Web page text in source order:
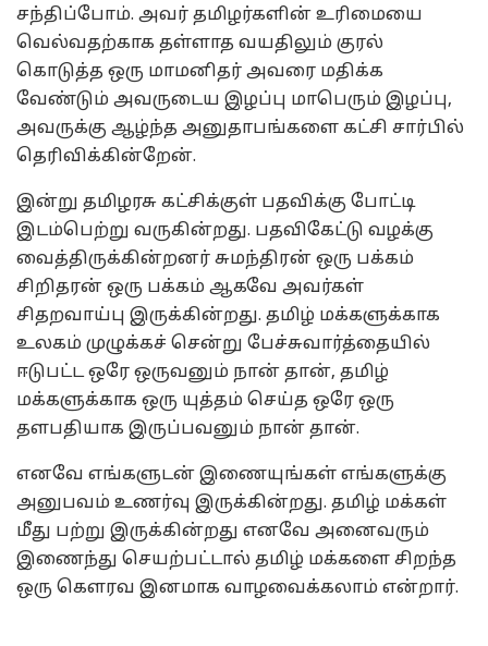
சந்திப்போம். அவர் தமிழர்களின் உரிமையை
வெல்வதற்காக தள்ளாத வயதிலும் குரல்
கொடுத்த ஒரு மாமனிதர் அவரை மதிக்க
வேண்டும் அவருடைய இழப்பு மாபெரும் இழப்பு,
அவருக்கு ஆழ்ந்த அனுதாபங்களை கட்சி சார்பில்
தெரிவிக்கின்றேன்.
இன்று தமிழரசு கட்சிக்குள் பதவிக்கு போட்டி
இடம்பெற்று வருகின்றது. பதவிகேட்டு வழக்கு
வைத்திருக்கின்றனர் சுமந்திரன் ஒரு பக்கம்
சிறிதரன் ஒரு பக்கம் ஆகவே அவர்கள்
சிதறவாய்பு இருக்கின்றது. தமிழ் மக்களுக்காக
உலகம் முழுக்கச் சென்று பேச்சுவார்த்தையில்
ஈடுபட்ட ஒரே ஒருவனும் நான் தான், தமிழ்
மக்களுக்காக ஒரு யுத்தம் செய்த ஒரே ஒரு
தளபதியாக இருப்பவனும் நான் தான்.
எனவே எங்களுடன் இணையுங்கள் எங்களுக்கு
அனுபவம் உணர்வு இருக்கின்றது. தமிழ் மக்கள்
மீது பற்று இருக்கின்றது எனவே அனைவரும்
இணைந்து செயற்பட்டால் தமிழ் மக்களை சிறந்த
ஒரு கௌரவ இனமாக வாழவைக்கலாம் என்றார்.